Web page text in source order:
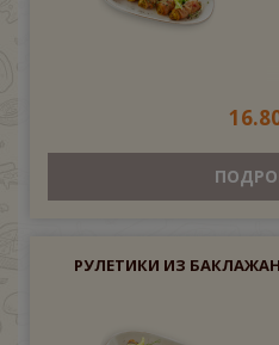
РУЛЕТИКИ ИЗ